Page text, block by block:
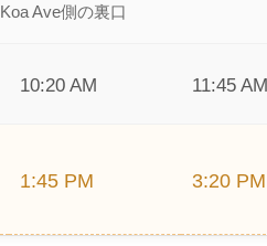
Koa Ave側の裏口
10:20 AM 11:45 AM
1:45 PM 3:20 PM